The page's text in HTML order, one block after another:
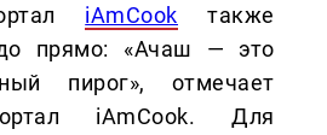
iAmCook также
прямо: «Ачаш — это
пирог», отмечает
iAmCook. Для